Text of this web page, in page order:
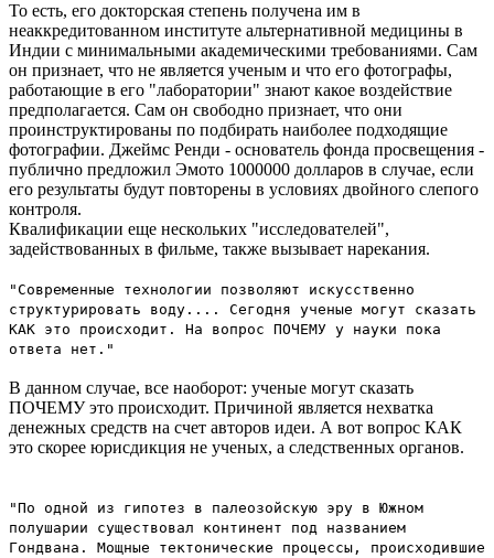
То есть, его докторская степень получена им в
неаккредитованном институте альтернативной медицины в
Индии с минимальными академическими требованиями. Сам
он признает, что не является ученым и что его фотографы,
работающие в его "лаборатории" знают какое воздействие
предполагается. Сам он свободно признает, что они
проинструктированы по подбирать наиболее подходящие
фотографии. Джеймс Ренди - основатель фонда просвещения -
публично предложил Эмото 1000000 долларов в случае, если
его результаты будут повторены в условиях двойного слепого
контроля.
Квалификации еще нескольких "исследователей",
задействованных в фильме, также вызывает нарекания.
"Современные технологии позволяют искусственно
структурировать воду.... Сегодня ученые могут сказать
КАК это происходит. На вопрос ПОЧЕМУ у науки пока
ответа нет."
В данном случае, все наоборот: ученые могут сказать
ПОЧЕМУ это происходит. Причиной является нехватка
денежных средств на счет авторов идеи. А вот вопрос КАК
это скорее юрисдикция не ученых, а следственных органов.
"По одной из гипотез в палеозойскую эру в Южном
полушарии существовал континент под названием
Гондвана. Мощные тектонические процессы, происходившие